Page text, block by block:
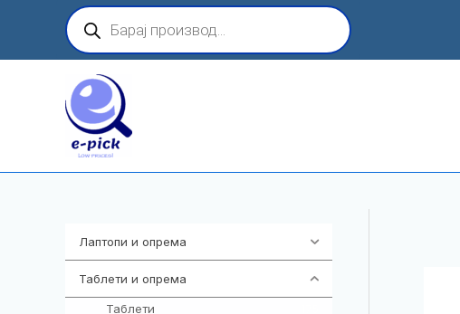
content
Products
search
Лаптопи и опрема
Таблети и опрема
Таблети